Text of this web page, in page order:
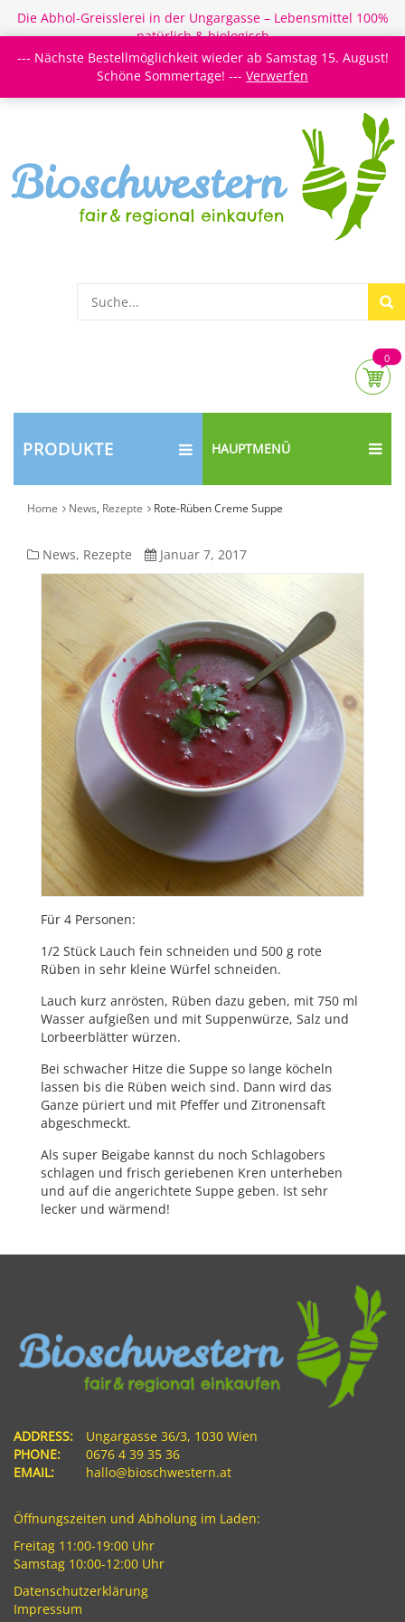
Die Abhol-Greisslerei in der Ungargasse – Lebensmittel 100%
natürlich & biologisch
Login/Register Newsletter Meine Merkzettel
0
PRODUKTE HAUPTMENÜ
Home News, Rezepte Rote-Rüben Creme Suppe
Rote-
Rüben
Creme
Suppe
News, Rezepte Januar 7, 2017
Für 4 Personen:
1/2 Stück Lauch fein schneiden und 500 g rote
Rüben in sehr kleine Würfel schneiden.
Lauch kurz anrösten, Rüben dazu geben, mit 750 ml
Wasser aufgießen und mit Suppenwürze, Salz und
Lorbeerblätter würzen.
Bei schwacher Hitze die Suppe so lange köcheln
lassen bis die Rüben weich sind. Dann wird das
Ganze püriert und mit Pfeffer und Zitronensaft
abgeschmeckt.
Als super Beigabe kannst du noch Schlagobers
schlagen und frisch geriebenen Kren unterheben
und auf die angerichtete Suppe geben. Ist sehr
lecker und wärmend!
ADDRESS:
Ungargasse 36/3, 1030 Wien
PHONE:
0676 4 39 35 36
EMAIL:
hallo@bioschwestern.at
Öffnungszeiten und Abholung im Laden:
Freitag 11:00-19:00 Uhr
Samstag 10:00-12:00 Uhr
Datenschutzerklärung
Impressum
--- Nächste Bestellmöglichkeit wieder ab Samstag 15. August!
Schöne Sommertage! --- Verwerfen